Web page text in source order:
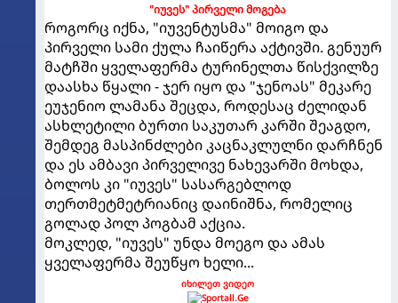
"იუვეს" პირველი მოგება
როგორც იქნა, "იუვენტუსმა" მოიგო და
პირველი სამი ქულა ჩაიწერა აქტივში. გენუურ
მატჩში ყველაფერმა ტურინელთა წისქვილზე
დაასხა წყალი - ჯერ იყო და "ჯენოას" მეკარე
ეუჯენიო ლამანა შეცდა, როდესაც ძელიდან
ასხლეტილი ბურთი საკუთარ კარში შეაგდო,
შემდეგ მასპინძლები კაცნაკლულნი დარჩნენ
და ეს ამბავი პირველივე ნახევარში მოხდა,
ბოლოს კი "იუვეს" სასარგებლოდ
თერთმეტმეტრიანიც დაინიშნა, რომელიც
გოლად პოლ პოგბამ აქცია.
მოკლედ, "იუვეს" უნდა მოეგო და ამას
ყველაფერმა შეუწყო ხელი...
იხილეთ ვიდეო